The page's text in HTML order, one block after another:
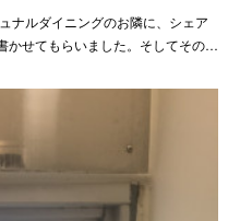
ナルダイニングのお隣に、シェア
かせてもらいました。そしてその…